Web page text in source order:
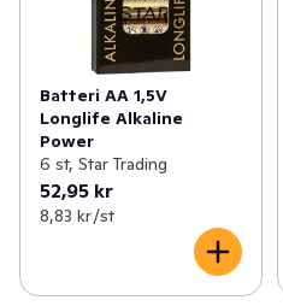
Batteri AA 1,5V
Longlife Alkaline
Power
6 st, Star Trading
52,95 kr
8,83 kr /st